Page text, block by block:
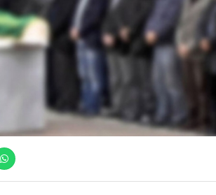
Instagram
Youtube